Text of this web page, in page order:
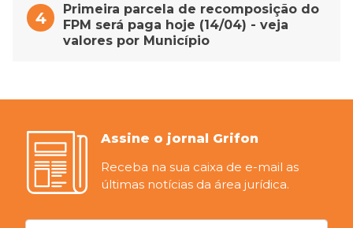
Primeira parcela de recomposição do
FPM será paga hoje (14/04) - veja
valores por Município
Assine o jornal Grifon
Receba na sua caixa de e-mail as
últimas notícias da área jurídica.